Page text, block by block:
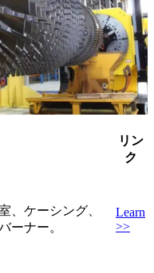
リン
ク
、ケーシング、
ーナー。
Learn
>>